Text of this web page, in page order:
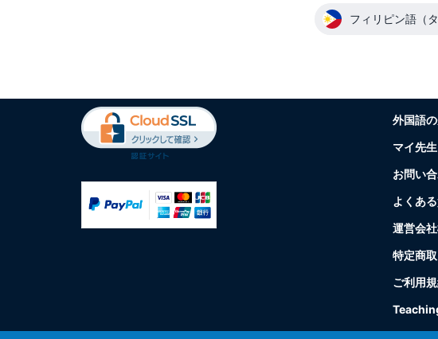
フィリピン語（タ
外国語
マイ先
お問い
よくあ
運営会
特定商
ご利用